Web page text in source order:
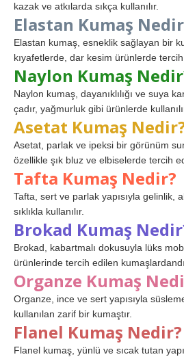
kazak ve atkılarda sıkça kullanılır.
Elastan Kumaş
Elastan kumaş, esneklik sağlayan bir
kıyafetlerde, dar kesim ürünlerde tercih
Naylon Kumaş
Naylon kumaş, dayanıklılığı ve suya
çadır, yağmurluk gibi ürünlerde
Asetat Kumaş
Asetat, parlak ve ipeksi bir görünüm
özellikle şık bluz ve elbiselerde tercih
Tafta Kumaş Nedir?
Tafta, sert ve parlak yapısıyla gelinlik,
sıklıkla kullanılır.
Brokad Kumaş
Brokad, kabartmalı dokusuyla lüks
ürünlerinde tercih edilen
Organze Kumaş
Organze, ince ve sert yapısıyla
kullanılan zarif bir kumaştır.
Flanel Kumaş Nedir?
Flanel kumaş, yünlü ve sıcak tutan